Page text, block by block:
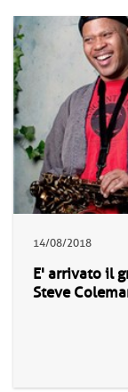
14/08/2018
E' arrivato il
Steve